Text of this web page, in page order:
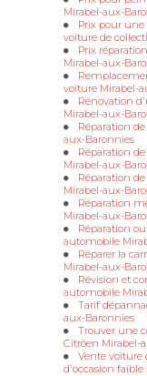
Mirabel-aux-
Prix pour
voiture de
Prix
Mirabel-aux-
voiture Mirabel-
Rénovation
Mirabel-aux-
Réparation
aux-Baronnies
Réparation
Mirabel-aux-
Réparation
Mirabel-aux-
Réparation
Mirabel-aux-
Réparation
automobile
Réparer la
Mirabel-aux-
Révision et
automobile
Tarif
aux-Baronnies
Trouver une
Citröen Mirabel-
Vente voiture
d'occasion